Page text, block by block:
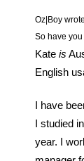
Oz|Boy
So have
Kate is
English
I have
I studied
year. I